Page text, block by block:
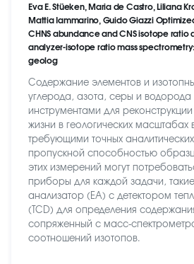
Eva E. Stüeken, Maria de Castro, Liliana
Mattia Iammarino, Guido Giazzi
CHNS abundance and CNS isotope ratio
analyzer-isotope ratio mass
geolog
Содержание элементов и
углерода, азота, серы и водорода
инструментами для
жизни в геологических масштабах
требующими точных
пропускной способностью
этих измерений могут
приборы для каждой задачи,
анализатор (EA) с детектором
(TCD) для определения
сопряженный с масс-
соотношений изотопов.